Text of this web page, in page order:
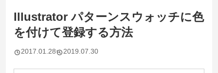
Illustrator パターンスウォッチに色
を付けて登録する方法
2017.01.28 2019.07.30